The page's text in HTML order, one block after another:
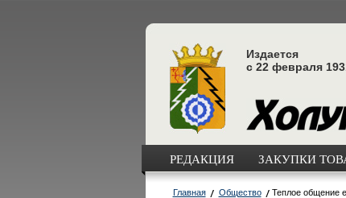
Издается
с 22 февраля
РЕДАКЦИЯ ЗАКУПКИ
Главная Общество Теплое общение